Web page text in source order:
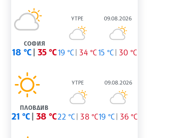
СОФИЯ
18 °C 35 °C
УТРЕ
19 °C 34 °C
09.08.2026
15 °C 30 °C
ПЛОВДИВ
21 °C 38 °C
УТРЕ
22 °C 38 °C
09.08.2026
19 °C 36 °C